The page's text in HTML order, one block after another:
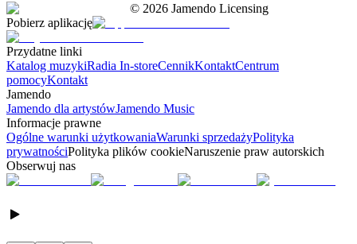
© 2026 Jamendo Licensing
Pobierz aplikację
Przydatne linki
Katalog muzykiRadia In-storeCennikKontaktCentrum
pomocyKontakt
Jamendo
Jamendo dla artystówJamendo Music
Informacje prawne
Ogólne warunki użytkowaniaWarunki sprzedażyPolityka
prywatnościPolityka plików cookieNaruszenie praw autorskich
Obserwuj nas